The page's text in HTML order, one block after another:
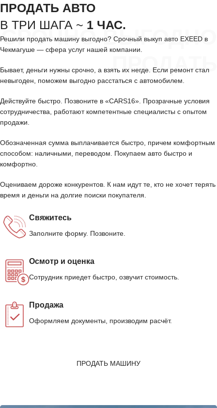
СРОЧНО ВЫГОДНО
ПРОДАТЬ
ПРОДАТЬ АВТО
В ТРИ ШАГА ~ 1 ЧАС.
Решили продать машину выгодно? Срочный выкуп авто EXEED в
Чекмагуше — сфера услуг нашей компании.
Бывает, деньги нужны срочно, а взять их негде. Если ремонт стал
невыгоден, поможем выгодно расстаться с автомобилем.
Действуйте быстро. Позвоните в «CARS16». Прозрачные условия
сотрудничества, работают компетентные специалисты с опытом
продажи.
Обозначенная сумма выплачивается быстро, причем комфортным
способом: наличными, переводом. Покупаем авто быстро и
комфортно.
Оцениваем дороже конкурентов. К нам идут те, кто не хочет терять
время и деньги на долгие поиски покупателя.
Свяжитесь
Заполните форму. Позвоните.
Осмотр и оценка
Сотрудник приедет быстро, озвучит стоимость.
Продажа
Оформляем документы, производим расчёт.
ПРОДАТЬ МАШИНУ